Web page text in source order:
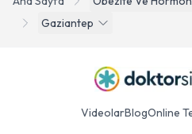
Gaziantep
VideolarBlogOnline